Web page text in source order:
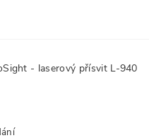
- laserový přísvit L-940